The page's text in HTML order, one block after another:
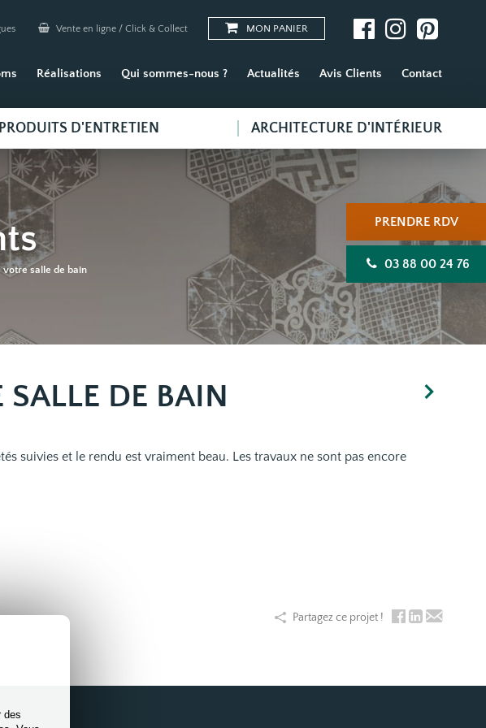
des
Vente en ligne / Click & Collect MON PANIER
Réalisations Qui sommes-nous ? Actualités Avis Clients Contact
PRODUITS D'ENTRETIEN ARCHITECTURE D'INTÉRIEUR
PRENDRE RDV
03 88 00 24 76
votre salle de bain
DE BAIN
suivies et le rendu est vraiment beau. Les travaux ne sont pas encore
Partagez ce projet !